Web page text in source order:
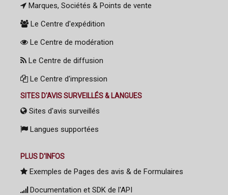
Marques, Sociétés & Points de vente
Le Centre d'expédition
Le Centre de modération
Le Centre de diffusion
Le Centre d'impression
SITES D'AVIS SURVEILLÉS & LANGUES
Sites d'avis surveillés
Langues supportées
PLUS D'INFOS
Exemples de Pages des avis & de Formulaires
Documentation et SDK de l'API